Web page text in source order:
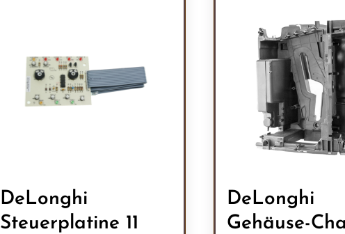
DeLonghi
Steuerplatine 11
DeLonghi
Gehäuse-